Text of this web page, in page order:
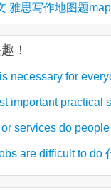
雅思写作地图题
！
necessary for
都有必要学游泳吗(3)
important practical
要的实用技能是什
services do
容易被投诉的服
are difficult to do